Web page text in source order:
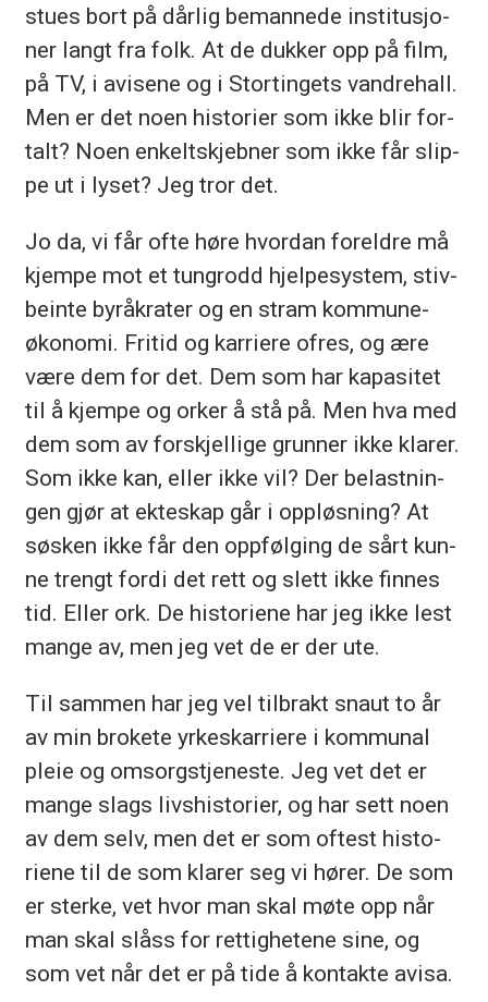
stu­es bort på dår­lig be­man­ne­de in­sti­tu­sjo­
ner langt fra folk. At de duk­ker opp på film,
på TV, i avi­se­ne og i Stor­tin­gets vand­re­hall.
Men er det noen his­to­ri­er som ikke blir for­
talt? Noen en­kelt­skjeb­ner som ikke får slip­
pe ut i ly­set? Jeg tror det.
Jo da, vi får ofte høre hvor­dan for­eld­re må
kjem­pe mot et tung­rodd hjel­pe­sy­stem, stiv­
bein­te by­rå­kra­ter og en stram kom­mu­ne­
øko­no­mi. Fri­tid og kar­rie­re of­res, og ære
være dem for det. Dem som har ka­pa­si­tet
til å kjem­pe og or­ker å stå på. Men hva med
dem som av for­skjel­li­ge grun­ner ikke kla­rer.
Som ikke kan, el­ler ikke vil? Der be­last­nin­
gen gjør at ek­te­skap går i opp­løs­ning? At
søs­ken ikke får den opp­føl­ging de sårt kun­
ne trengt for­di det rett og slett ikke fin­nes
tid. El­ler ork. De his­to­rie­ne har jeg ikke lest
man­ge av, men jeg vet de er der ute.
Til sam­men har jeg vel til­brakt snaut to år
av min bro­ke­te yr­kes­kar­rie­re i kom­mu­nal
pleie og om­sorgs­tje­nes­te. Jeg vet det er
man­ge slags livs­his­to­ri­er, og har sett noen
av dem selv, men det er som of­test his­to­
rie­ne til de som kla­rer seg vi hø­rer. De som
er ster­ke, vet hvor man skal møte opp når
man skal slåss for ret­tig­he­te­ne sine, og
som vet når det er på tide å kon­tak­te avi­sa.